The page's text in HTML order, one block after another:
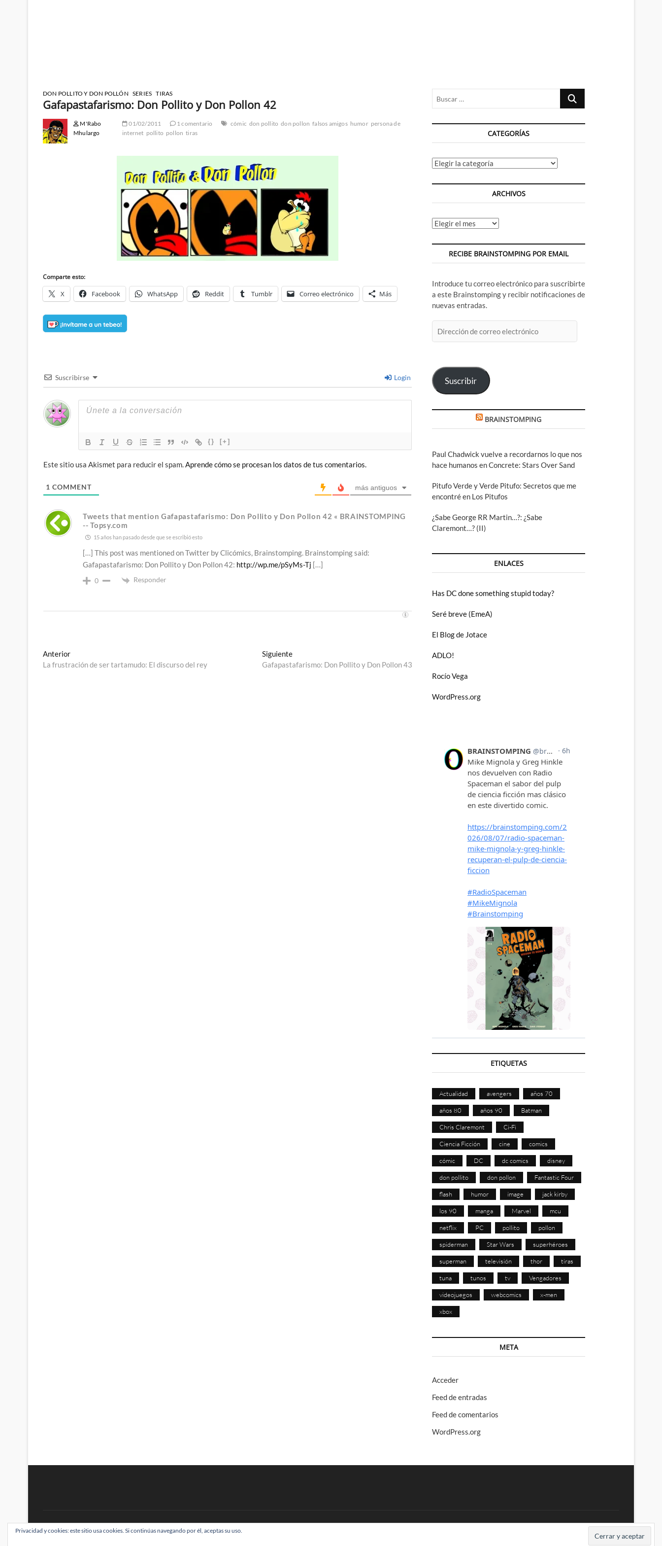
DON POLLITO Y DON POLLÓN SERIES TIRAS
Gafapastafarismo: Don Pollito y Don Pollon 42
M'Rabo
Mhulargo
01/02/2011 1 comentario cómic don pollito don pollon falsos amigos humor persona de
internet pollito pollon tiras
Comparte esto:
X Facebook WhatsApp Reddit Tumblr Correo electrónico Más
Suscribirse Login
{} [+]
Este sitio usa Akismet para reducir el spam.Aprende cómo se procesan los datos de tus comentarios.
1 COMMENT más antiguos
Tweets that mention Gafapastafarismo: Don Pollito y Don Pollon 42 « BRAINSTOMPING
-- Topsy.com
15 años han pasado desde que se escribió esto
[…] This post was mentioned on Twitter by Clicómics, Brainstomping. Brainstomping said:
Gafapastafarismo: Don Pollito y Don Pollon 42: http://wp.me/pSyMs-Tj […]
0 Responder
Navegación
de
AnteriorEntrada
anterior:
La frustración de ser tartamudo: El discurso del rey
SiguienteEntrada
siguiente:
Gafapastafarismo: Don Pollito y Don Pollon 43
Buscar
CATEGORÍAS
Categorías
ARCHIVOS
Archivos
RECIBE BRAINSTOMPING POR EMAIL
Introduce tu correo electrónico para suscribirte
a este Brainstomping y recibir notificaciones de
nuevas entradas.
de
Suscribir
BRAINSTOMPING
Paul Chadwick vuelve a recordarnos lo que nos
hace humanos en Concrete: Stars Over Sand
Pitufo Verde y Verde Pitufo: Secretos que me
encontré en Los Pitufos
¿Sabe George RR Martin…?: ¿Sabe
Claremont…? (II)
ENLACES
Has DC done something stupid today?
Seré breve (EmeA)
El Blog de Jotace
ADLO!
Rocío Vega
WordPress.org
ETIQUETAS
Actualidad avengers años 70
años 80 años 90 Batman
Chris Claremont Ci-Fi
Ciencia Ficción cine comics
cómic DC dc comics disney
don pollito don pollon Fantastic Four
flash humor image jack kirby
los 90 manga Marvel mcu
netflix PC pollito pollon
spiderman Star Wars superhéroes
superman televisión thor tiras
tuna tunos tv Vengadores
videojuegos webcomics x-men
xbox
META
Acceder
Feed de entradas
Feed de comentarios
WordPress.org
BRAINSTOMPING| Diseñado por:Theme Freesia|WordPress| © Todos los derechos reservados
Privacidad y cookies: este sitio usa cookies. Si continúas navegando por él, aceptas su uso.